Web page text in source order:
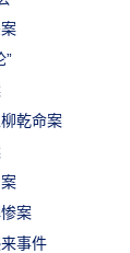
”
乾命案
案
事件